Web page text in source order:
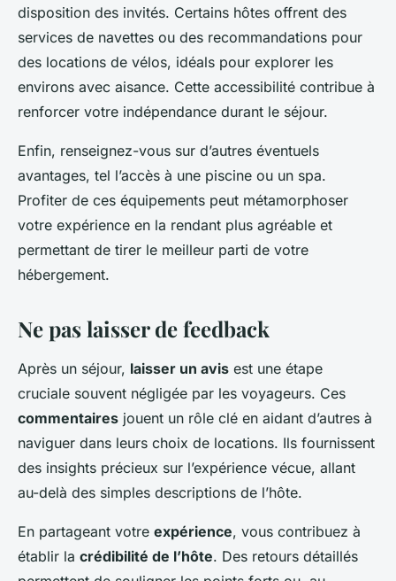
disposition des invités. Certains hôtes offrent des
services de navettes ou des recommandations pour
des locations de vélos, idéals pour explorer les
environs avec aisance. Cette accessibilité contribue à
renforcer votre indépendance durant le séjour.
Enfin, renseignez-vous sur d’autres éventuels
avantages, tel l’accès à une piscine ou un spa.
Profiter de ces équipements peut métamorphoser
votre expérience en la rendant plus agréable et
permettant de tirer le meilleur parti de votre
hébergement.
Ne pas laisser de feedback
Après un séjour, laisser un avis est une étape
cruciale souvent négligée par les voyageurs. Ces
commentaires jouent un rôle clé en aidant d’autres à
naviguer dans leurs choix de locations. Ils fournissent
des insights précieux sur l’expérience vécue, allant
au-delà des simples descriptions de l’hôte.
En partageant votre expérience, vous contribuez à
établir la crédibilité de l’hôte. Des retours détaillés